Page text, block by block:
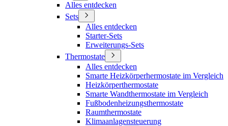
Alles entdecken
Sets
Alles entdecken
Starter-Sets
Erweiterungs-Sets
Thermostate
Alles entdecken
Smarte Heizkörperhermostate im Vergleich
Heizkörperthermostate
Smarte Wandthermostate im Vergleich
Fußbodenheizungsthermostate
Raumthermostate
Klimaanlagensteuerung